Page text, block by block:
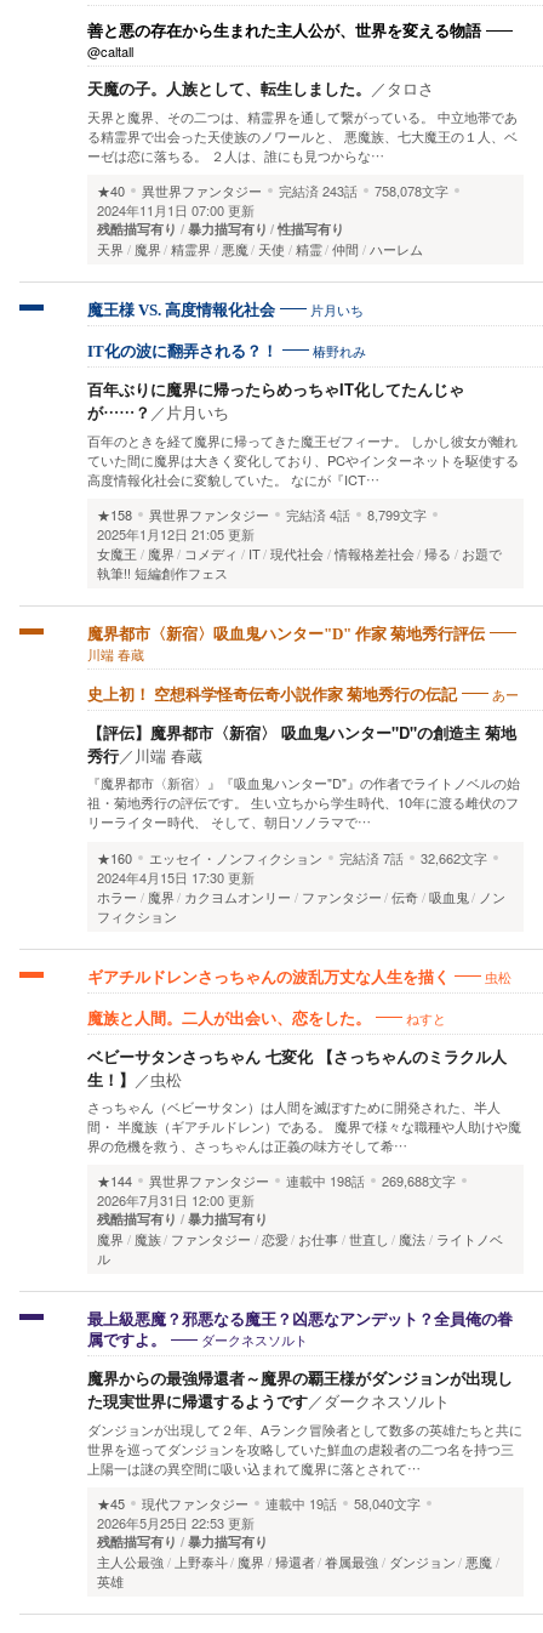
善と悪の存在から生まれた主人公が、世界を変える物語
@caltall
天魔の子。人族として、転生しました。 ／ タロさ
天界と魔界、その二つは、精霊界を通して繋がっている。 中立地帯であ
る精霊界で出会った天使族のノワールと、 悪魔族、七大魔王の１人、ベ
ーゼは恋に落ちる。 ２人は、誰にも見つからな…
★40
異世界ファンタジー 完結済243話
758,078文字
2024年11月1日 07:00 更新
残酷描写有り 暴力描写有り 性描写有り
天界 魔界 精霊界 悪魔 天使 精霊 仲間 ハーレム
魔王様 VS. 高度情報化社会 片月いち
IT化の波に翻弄される？！ 椿野れみ
百年ぶりに魔界に帰ったらめっちゃIT化してたんじゃ
が……？ ／ 片月いち
百年のときを経て魔界に帰ってきた魔王ゼフィーナ。 しかし彼女が離れ
ていた間に魔界は大きく変化しており、PCやインターネットを駆使する
高度情報化社会に変貌していた。 なにが『ICT…
★158
異世界ファンタジー 完結済4話
8,799文字
2025年1月12日 21:05 更新
女魔王
魔界 コメディ IT 現代社会 情報格差社会 帰る
お題で
執筆!! 短編創作フェス
魔界都市〈新宿〉吸血鬼ハンター"D" 作家 菊地秀行評伝
川端 春蔵
史上初！ 空想科学怪奇伝奇小説作家 菊地秀行の伝記 あー
【評伝】魔界都市〈新宿〉 吸血鬼ハンター"D"の創造主 菊地
秀行／ 川端 春蔵
『魔界都市〈新宿〉』『吸血鬼ハンター"D"』の作者でライトノベルの始
祖・菊地秀行の評伝です。 生い立ちから学生時代、10年に渡る雌伏のフ
リーライター時代、 そして、朝日ソノラマで…
★160
エッセイ・ノンフィクション 完結済7話
32,662文字
2024年4月15日 17:30 更新
ホラー
魔界 カクヨムオンリー ファンタジー 伝奇 吸血鬼
ノン
フィクション
ギアチルドレンさっちゃんの波乱万丈な人生を描く 虫松
魔族と人間。二人が出会い、恋をした。 ねすと
ベビーサタンさっちゃん 七変化 【さっちゃんのミラクル人
生！】 ／虫松
さっちゃん（ベビーサタン）は人間を滅ぼすために開発された、半人
間・ 半魔族（ギアチルドレン）である。 魔界で様々な職種や人助けや魔
界の危機を救う、さっちゃんは正義の味方そして希…
★144
異世界ファンタジー 連載中 198話
269,688文字
2026年7月31日 12:00 更新
残酷描写有り 暴力描写有り
魔界 魔族 ファンタジー 恋愛 お仕事 世直し 魔法
ライトノベ
ル
最上級悪魔？邪悪なる魔王？凶悪なアンデット？全員俺の眷
属ですよ。
ダークネスソルト
魔界からの最強帰還者～魔界の覇王様がダンジョンが出現し
た現実世界に帰還するようです／ダークネスソルト
ダンジョンが出現して２年、Aランク冒険者として数多の英雄たちと共に
世界を巡ってダンジョンを攻略していた鮮血の虐殺者の二つ名を持つ三
上陽一は謎の異空間に吸い込まれて魔界に落とされて…
★45
現代ファンタジー 連載中 19話
58,040文字
2026年5月25日 22:53 更新
残酷描写有り 暴力描写有り
主人公最強 上野泰斗 魔界 帰還者 眷属最強 ダンジョン
悪魔
英雄